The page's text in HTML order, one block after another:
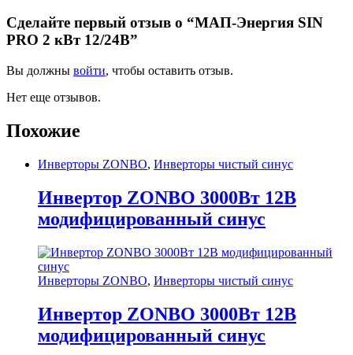
Сделайте первый отзыв о “МАП-Энергия SIN
PRO 2 кВт 12/24В”
Вы должны войти, чтобы оставить отзыв.
Нет еще отзывов.
Похожие
Инверторы ZONBO, Инверторы чистый синус
Инвертор ZONBO 3000Вт 12В
модифицированный синус
Инверторы ZONBO, Инверторы чистый синус
Инвертор ZONBO 3000Вт 12В
модифицированный синус